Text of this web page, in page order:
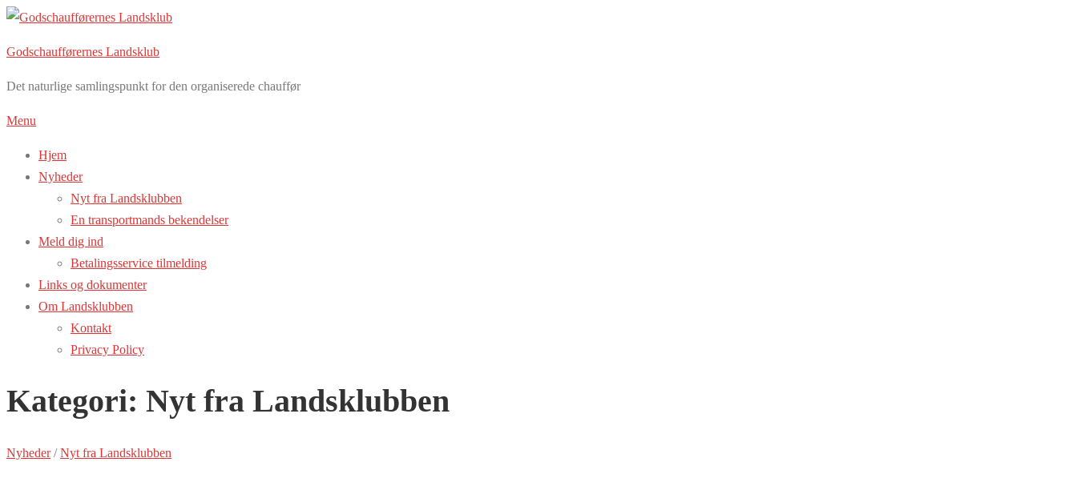
Spring
indhold
Godschaufførernes Landsklub
Det naturlige samlingspunkt for den organiserede chauffør
Menu
Hjem
Nyheder
Nyt fra Landsklubben
En transportmands bekendelser
Meld dig ind
Betalingsservice tilmelding
Links og dokumenter
Om Landsklubben
Kontakt
Privacy Policy
Kategori: Nyt fra Landsklubben
Nyheder/Nyt fra Landsklubben